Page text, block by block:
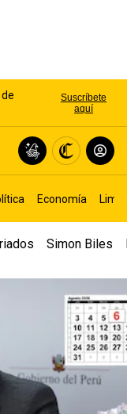
Economía Lima
Simon Biles